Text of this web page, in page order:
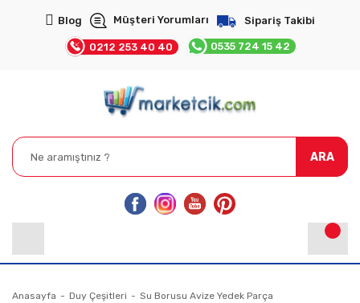
Blog Müşteri Yorumları Sipariş Takibi
0212 253 40 40 0535 724 15 42
ARA
Anasayfa Duy Çeşitleri Su Borusu Avize Yedek Parça